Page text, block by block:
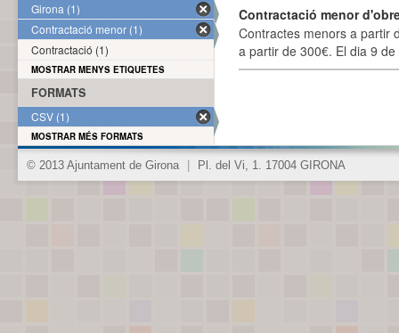
Contractació menor
Contractes menors a partir
a partir de 300€. El dia 9
Girona (1)
Contractació menor (1)
Contractació (1)
MOSTRAR MENYS ETIQUETES
FORMATS
CSV (1)
MOSTRAR MÉS FORMATS
© 2013 Ajuntament de Girona Pl. del Vi, 1. 17004 GIRONA